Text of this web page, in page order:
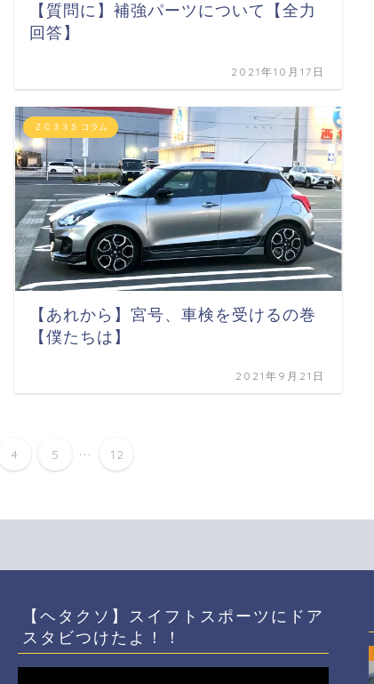
【質問に】補強パーツについて【全力
回答】
2021年10月17日
ＺＣ３３Ｓ コラム
【あれから】宮号、車検を受けるの巻
【僕たちは】
2021年9月21日
4 5 ... 12
【ヘタクソ】スイフトスポーツにドア
スタビつけたよ！！